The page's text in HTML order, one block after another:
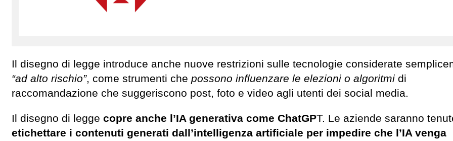
Il disegno di legge introduce anche nuove restrizioni sulle tecnologie considerate
“ad alto rischio”, come strumenti che possono influenzare le elezioni o algoritmi di
raccomandazione che suggeriscono post, foto e video agli utenti dei social media.
Il disegno di legge copre anche l’IA generativa come ChatGPT. Le aziende saranno
etichettare i contenuti generati dall’intelligenza artificiale per impedire che l’IA venga